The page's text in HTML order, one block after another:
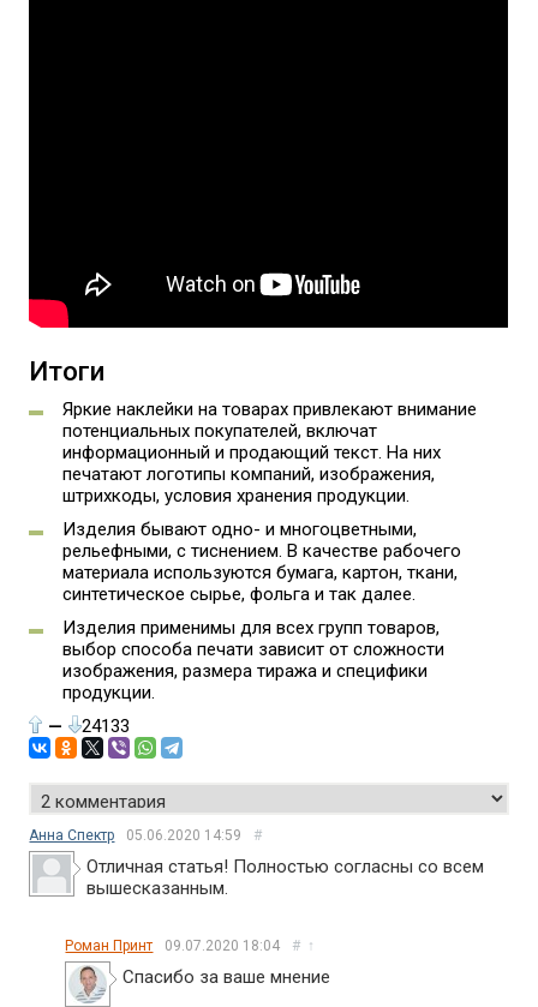
Итоги
Яркие наклейки на товарах привлекают внимание
потенциальных покупателей, включат
информационный и продающий текст. На них
печатают логотипы компаний, изображения,
штрихкоды, условия хранения продукции.
Изделия бывают одно- и многоцветными,
рельефными, с тиснением. В качестве рабочего
материала используются бумага, картон, ткани,
синтетическое сырье, фольга и так далее.
Изделия применимы для всех групп товаров,
выбор способа печати зависит от сложности
изображения, размера тиража и специфики
продукции.
—
24133
Анна Спектр 05.06.2020 14:59 #
Отличная статья! Полностью согласны со всем
вышесказанным.
Роман Принт 09.07.2020 18:04 # ↑
Спасибо за ваше мнение